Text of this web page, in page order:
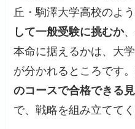
丘・駒澤大学高校のよ
して一般受験に挑むか
本命に据えるかは、大
が分かれるところです
のコースで合格できる
で、戦略を組み立ててく